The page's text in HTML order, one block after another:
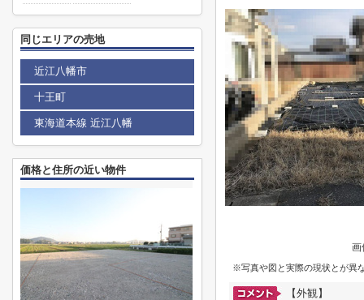
画
※写真や図と実際の現状とが異
【外観】
同じエリアの売地
近江八幡市
十王町
東海道本線 近江八幡
価格と住所の近い物件